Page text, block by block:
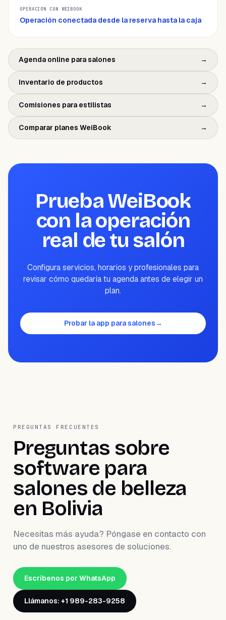
Operación conectada desde la reserva hasta la caja
Agenda online para salones →
Inventario de productos →
Comisiones para estilistas →
Comparar planes WeiBook →
Prueba WeiBook
con la operación
real de tu salón
Configura servicios, horarios y profesionales para
revisar cómo quedaría tu agenda antes de elegir un
plan.
Probar la app para salones→
PREGUNTAS FRECUENTES
Preguntas sobre
software para
salones de belleza
en Bolivia
Necesitas más ayuda? Póngase en contacto con
uno de nuestros asesores de soluciones.
Escríbenos por WhatsApp
Llámanos: +1 989-283-9258